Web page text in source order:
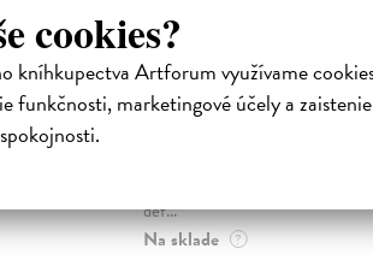
cookies?
kníhkupectva Artforum využívame
funkčnosti, marketingové účely a
o
Sociálne siete musia
byť zničené
Marec Samo | Kniha
def...
Na sklade ?